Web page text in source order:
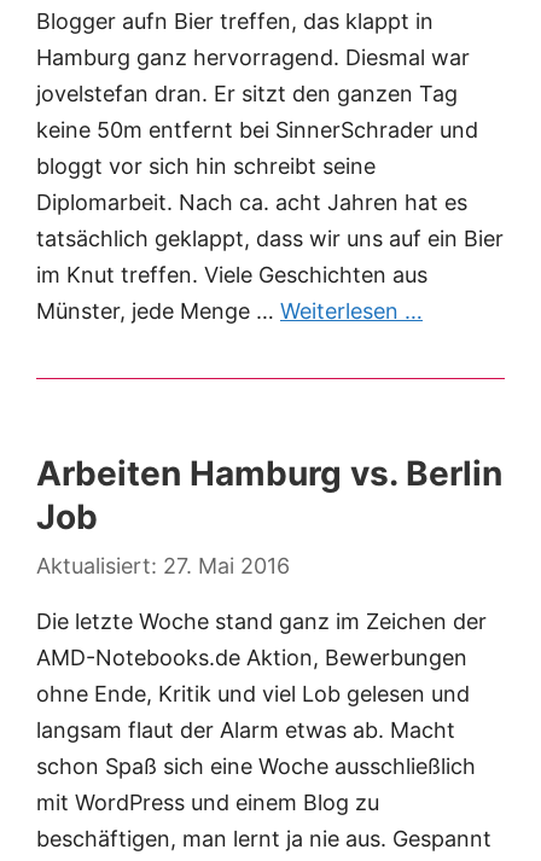
Blogger aufn Bier treffen, das klappt in
Hamburg ganz hervorragend. Diesmal war
jovelstefan dran. Er sitzt den ganzen Tag
keine 50m entfernt bei SinnerSchrader und
bloggt vor sich hin schreibt seine
Diplomarbeit. Nach ca. acht Jahren hat es
tatsächlich geklappt, dass wir uns auf ein Bier
im Knut treffen. Viele Geschichten aus
Münster, jede Menge … Weiterlesen …
Arbeiten Hamburg vs. Berlin
Job
27. Mai 2016
Die letzte Woche stand ganz im Zeichen der
AMD-Notebooks.de Aktion, Bewerbungen
ohne Ende, Kritik und viel Lob gelesen und
langsam flaut der Alarm etwas ab. Macht
schon Spaß sich eine Woche ausschließlich
mit WordPress und einem Blog zu
beschäftigen, man lernt ja nie aus. Gespannt